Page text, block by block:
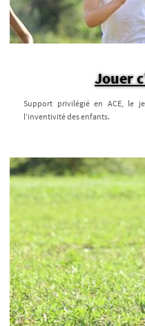
Jouer
Support privilégié en ACE, le
l’inventivité des enfants.